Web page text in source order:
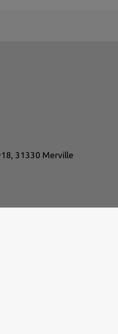
31330 Merville